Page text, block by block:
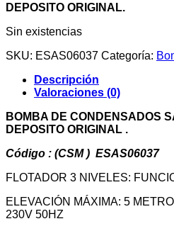
DEPOSITO ORIGINAL.
Sin existencias
SKU: ESAS06037 Categoría:
Descripción
Valoraciones (0)
BOMBA DE CONDENSADOS
DEPOSITO ORIGINAL .
Código : (CSM ) ESAS06037
FLOTADOR 3 NIVELES:
ELEVACIÓN MÁXIMA: 5
230V 50HZ